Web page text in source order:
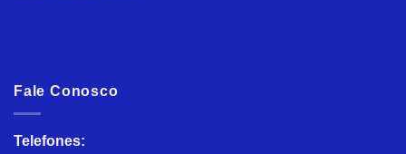
Fale Conosco
Telefones: